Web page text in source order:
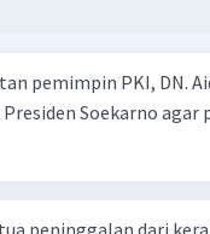
pemimpin PKI, DN.
Soekarno agar
peninggalan dari